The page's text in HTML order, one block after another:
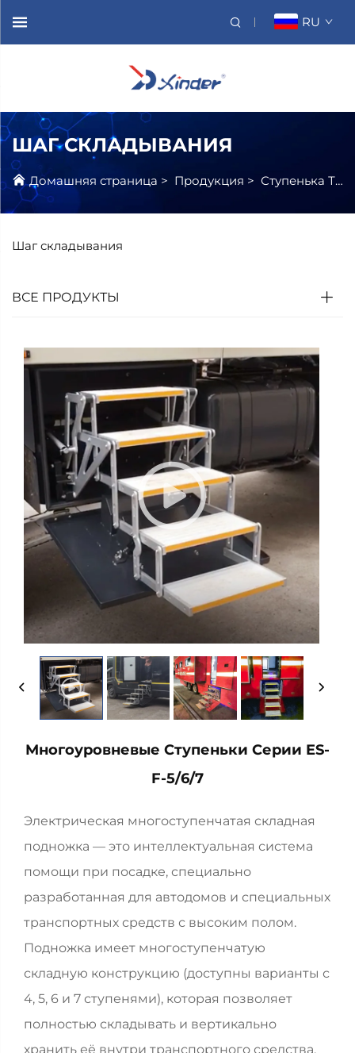
RU
ШАГ СКЛАДЫВАНИЯ
Домашняя страница > Продукция > Ступенька Транспортного Средства
Шаг складывания
ВСЕ ПРОДУКТЫ
Многоуровневые Ступеньки Серии ES-
F-5/6/7
Электрическая многоступенчатая складная
подножка — это интеллектуальная система
помощи при посадке, специально
разработанная для автодомов и специальных
транспортных средств с высоким полом.
Подножка имеет многоступенчатую
складную конструкцию (доступны варианты с
4, 5, 6 и 7 ступенями), которая позволяет
полностью складывать и вертикально
хранить её внутри транспортного средства,